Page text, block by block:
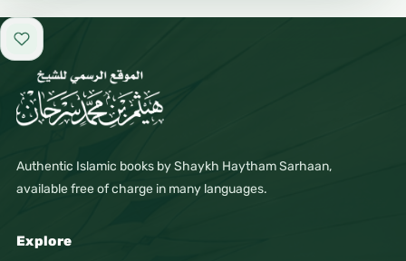
Add to favorites
Authentic Islamic books by Shaykh Haytham Sarhaan,
available free of charge in many languages.
Explore